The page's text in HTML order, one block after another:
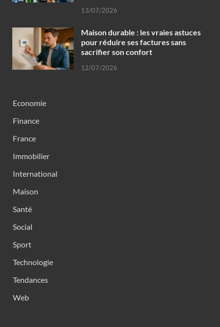
13/07/2026
Maison durable : les vraies astuces
pour réduire ses factures sans
sacrifier son confort
12/07/2026
Economie
Finance
France
Immobilier
International
Maison
Santé
Social
Sport
Technologie
Tendances
Web